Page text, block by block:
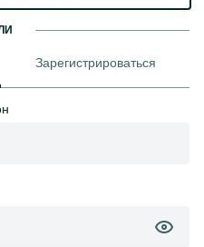
Зарегистрироваться